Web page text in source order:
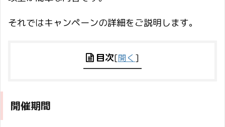
それではキャンペーンの詳細をご説明します。
目次[開く ]
開催期間